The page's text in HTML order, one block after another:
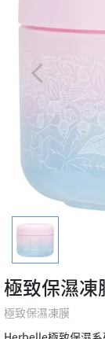
極致保濕凍
極致保濕凍膜